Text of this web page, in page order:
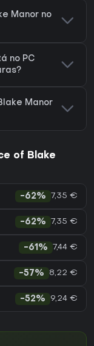
Manor no
no PC
Manor
of Blake
-62% 7,35 €
-62% 7,35 €
-61% 7,44 €
-57% 8,22 €
-52% 9,24 €